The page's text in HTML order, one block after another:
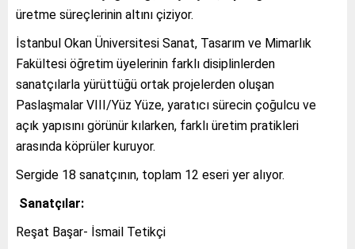
üretme süreçlerinin altını çiziyor.
İstanbul Okan Üniversitesi Sanat, Tasarım ve Mimarlık
Fakültesi öğretim üyelerinin farklı disiplinlerden
sanatçılarla yürüttüğü ortak projelerden oluşan
Paslaşmalar VIII/Yüz Yüze, yaratıcı sürecin çoğulcu ve
açık yapısını görünür kılarken, farklı üretim pratikleri
arasında köprüler kuruyor.
Sergide 18 sanatçının, toplam 12 eseri yer alıyor.
Sanatçılar:
Reşat Başar- İsmail Tetikçi